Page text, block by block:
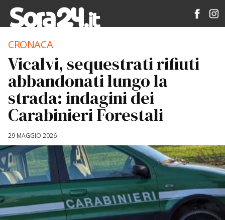
CRONACA
Vicalvi, sequestrati rifiuti
abbandonati lungo la
strada: indagini dei
Carabinieri Forestali
29 MAGGIO 2026